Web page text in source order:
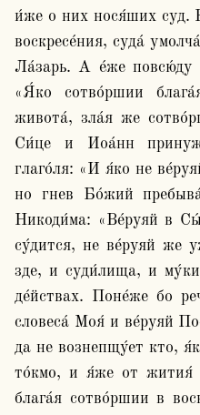
и́же о них нося́ших суд.
воскресе́ния, суда́
Ла́зарь. А е́же повсю́ду
«Я́ко сотво́ршии
живота́, зла́я же
Си́це и Иоа́нн
глаго́ля: «И я́ко не
но гнев Бо́жий
Никоди́ма: «Ве́руяй в
су́дится, не ве́руяй же
зде, и суди́лища, и
де́йствах. Поне́же бо
словеса́ Моя́ и ве́руяй
да не вознепщу́ет кто,
то́кмо, и я́же от жития́
блага́я сотво́ршии в